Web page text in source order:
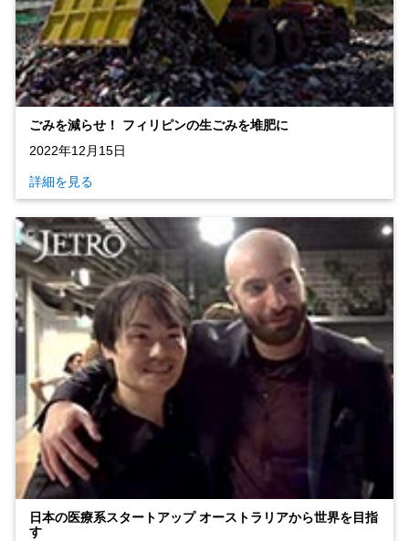
ごみを減らせ！ フィリピンの生ごみを堆肥に
2022年12月15日
詳細を見る
日本の医療系スタートアップ オーストラリアから世界を目指
す